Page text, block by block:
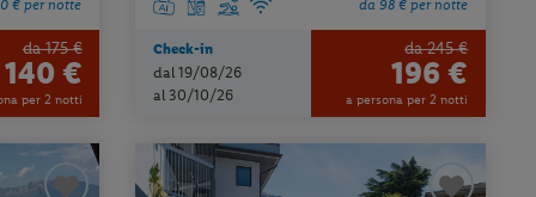
€ per notte
da 175 €
140 €
per 2 notti
da 98 € per notte
Check-in
dal 19/08/26
al 30/10/26
da 245 €
196 €
a persona per 2 notti